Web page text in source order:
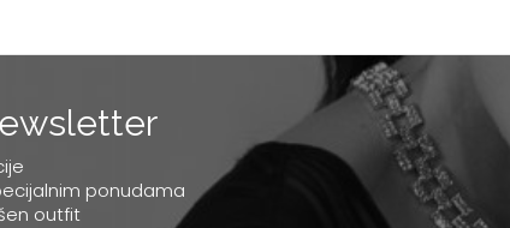
ponudama
outfit